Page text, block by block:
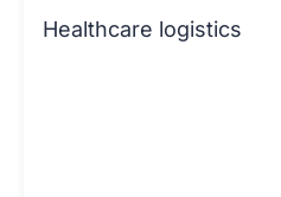
Healthcare logistics